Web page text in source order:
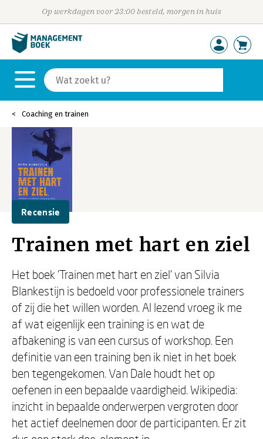
Op werkdagen voor 23:00 besteld, morgen in huis
Coaching en trainen
Recensie
Trainen met hart en ziel
Het boek 'Trainen met hart en ziel' van Silvia
Blankestijn is bedoeld voor professionele trainers
of zij die het willen worden. Al lezend vroeg ik me
af wat eigenlijk een training is en wat de
afbakening is van een cursus of workshop. Een
definitie van een training ben ik niet in het boek
ben tegengekomen. Van Dale houdt het op
oefenen in een bepaalde vaardigheid. Wikipedia:
inzicht in bepaalde onderwerpen vergroten door
het actief deelnemen door de participanten. Er zit